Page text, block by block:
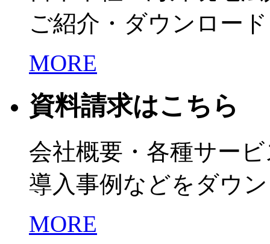
ご紹介・ダウンロード
MORE
資料請求はこちら
会社概要・各種サー
導入事例などをダウ
MORE